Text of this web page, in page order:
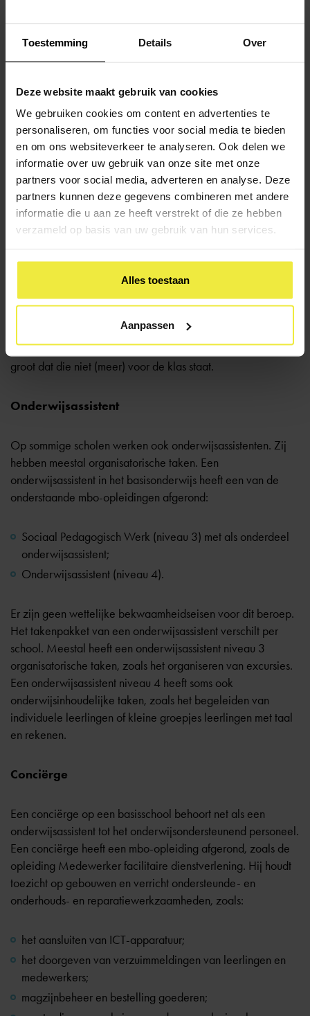
Toestemming Details Over
Deze website maakt gebruik van cookies
We gebruiken cookies om content en advertenties te
personaliseren, om functies voor social media te bieden
en om ons websiteverkeer te analyseren. Ook delen we
informatie over uw gebruik van onze site met onze
partners voor social media, adverteren en analyse. Deze
partners kunnen deze gegevens combineren met andere
informatie die u aan ze heeft verstrekt of die ze hebben
verzameld op basis van uw gebruik van hun services.
Alles toestaan
Aanpassen
leerkrachten coachen en begeleiden in pedagogisch
handelen;
invullengroeidocument;
leerkrachten coachen en begeleiden in
klassenmanagement;
leerkrachten begeleiden bij het opstellen van
handelingsplannen.
begeleiding als taak. Zij zijn in het bezit van een pabo-
diploma en hebben daarnaast vaak een relevante master
gevolgd, zoals de master EN (Educational Needs). Omdat
functieprofiel, cao of wet verschilt het takenpakket per
school. In veel gevallen is het takenpakket van een IB’er zo
groot dat die niet (meer) voor de klas staat.
Onderwijsassistent
Op sommige scholen werken ook onderwijsassistenten. Zij
hebben meestal organisatorische taken. Een
onderwijsassistent in het basisonderwijs heeft een van de
onderstaande mbo-opleidingen afgerond:
Sociaal Pedagogisch Werk (niveau 3) met als onderdeel
onderwijsassistent;
Onderwijsassistent (niveau 4).
Er zijn geen wettelijke bekwaamheidseisen voor dit beroep.
Het takenpakket van een onderwijsassistent verschilt per
school. Meestal heeft een onderwijsassistent niveau 3
organisatorische taken, zoals het organiseren van excursies.
Een onderwijsassistent niveau 4 heeft soms ook
onderwijsinhoudelijke taken, zoals het begeleiden van
individuele leerlingen of kleine groepjes leerlingen met taal
en rekenen.
Conciërge
Een conciërge op een basisschool behoort net als een
onderwijsassistent tot het onderwijsondersteunend personeel.
Een conciërge heeft een mbo-opleiding afgerond, zoals de
opleiding Medewerker facilitaire dienstverlening. Hij houdt
toezicht op gebouwen en verricht ondersteunde- en
onderhouds- en reparatiewerkzaamheden, zoals:
het aansluiten van ICT-apparatuur;
het doorgeven van verzuimmeldingen van leerlingen en
medewerkers;
magzijnbeheer en bestelling goederen;